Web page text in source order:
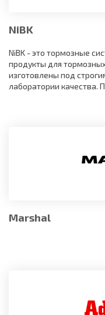
NiBK
NiBK - это тормозные
продукты для
изготовлены под
лаборатории качества.
поддержкой brixo 24/7
Marshal